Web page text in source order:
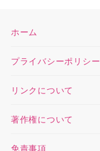
ホーム
プライバシーポリシー
リンクについて
著作権について
免責事項